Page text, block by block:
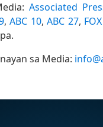
Associated
,ABC 10,ABC 27,
sa Media: